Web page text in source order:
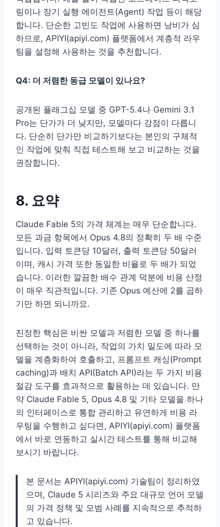
링이나 장기 실행 에이전트(Agent) 작업 등이 해당
합니다. 단순한 고빈도 작업에 사용하면 낭비가 심
하므로, APIYI(apiyi.com) 플랫폼에서 계층적 라우
팅을 설정해 사용하는 것을 추천합니다.
Q4: 더 저렴한 동급 모델이 있나요?
공개된 플래그십 모델 중 GPT-5.4나 Gemini 3.1
Pro는 단가가 더 낮지만, 모델마다 강점이 다릅니
다. 단순히 단가만 비교하기보다는 본인의 구체적
인 작업에 맞춰 직접 테스트해 보고 비교하는 것을
권장합니다.
8. 요약
Claude Fable 5의 가격 체계는 매우 단순합니다.
모든 과금 항목에서 Opus 4.8의 정확히 두 배 수준
입니다. 입력 토큰당 10달러, 출력 토큰당 50달러
이며, 캐시 가격 또한 동일한 비율로 두 배가 되었
습니다. 이러한 깔끔한 배수 관계 덕분에 비용 산정
이 매우 직관적입니다. 기존 Opus 예산에 2를 곱하
기만 하면 되니까요.
진정한 핵심은 비싼 모델과 저렴한 모델 중 하나를
선택하는 것이 아니라, 작업의 가치 밀도에 따라 모
델을 계층화하여 호출하고, 프롬프트 캐싱(Prompt
caching)과 배치 API(Batch API)라는 두 가지 비용
절감 도구를 효과적으로 활용하는 데 있습니다. 만
약 Claude Fable 5, Opus 4.8 및 기타 모델을 하나
의 인터페이스로 통합 관리하고 유연하게 비용 라
우팅을 수행하고 싶다면, APIYI(apiyi.com) 플랫폼
에서 바로 연동하고 실시간 테스트를 통해 비교해
보시기 바랍니다.
본 문서는 APIYI(apiyi.com) 기술팀이 정리하였
으며, Claude 5 시리즈와 주요 대규모 언어 모델
의 가격 정책 및 모범 사례를 지속적으로 추적하
고 있습니다.